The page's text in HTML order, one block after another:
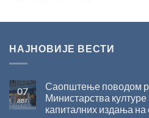
НАЈНОВИЈЕ ВЕСТИ
07
авг
Саопштење поводом
Министарства
капиталних издања на